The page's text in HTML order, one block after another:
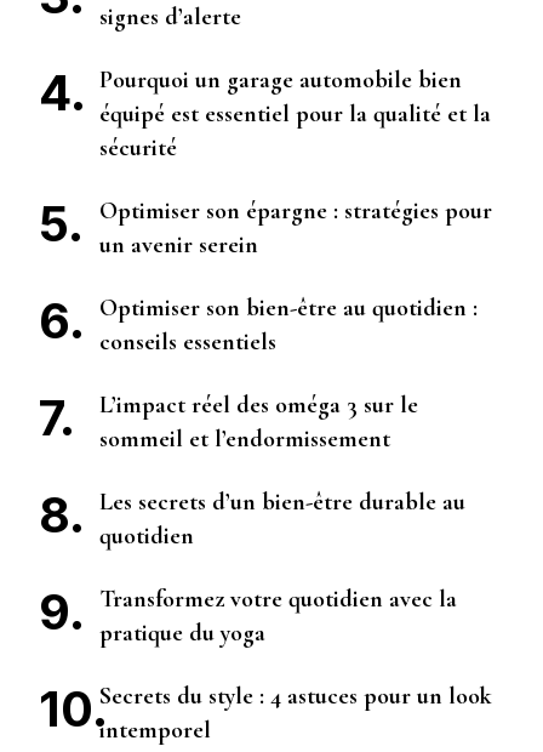
signes d’alerte
Pourquoi un garage automobile bien
équipé est essentiel pour la qualité et la
sécurité
Optimiser son épargne : stratégies pour
un avenir serein
Optimiser son bien-être au quotidien :
conseils essentiels
L’impact réel des oméga 3 sur le
sommeil et l’endormissement
Les secrets d’un bien-être durable au
quotidien
Transformez votre quotidien avec la
pratique du yoga
Secrets du style : 4 astuces pour un look
intemporel